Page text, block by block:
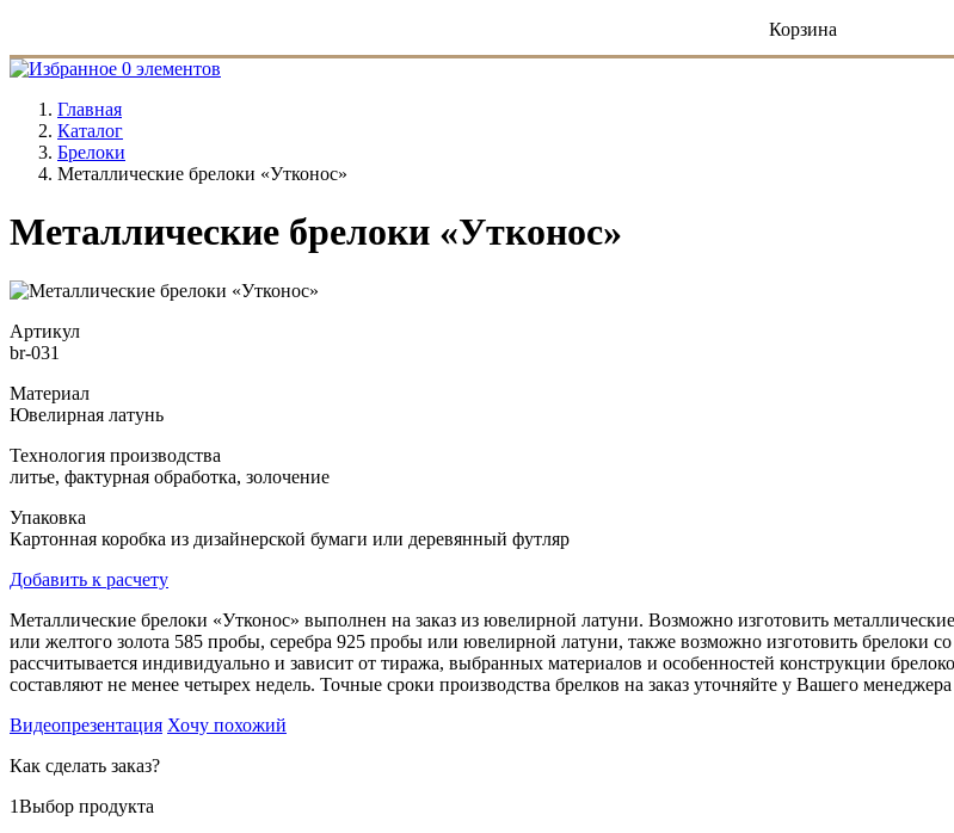
Корзина
0 элементов
Главная
Каталог
Брелоки
Металлические брелоки «Утконос»
Металлические брелоки «Утконос»
Артикул
br-031
Материал
Ювелирная латунь
Технология производства
литье, фактурная обработка, золочение
Упаковка
Картонная коробка из дизайнерской бумаги или деревянный футляр
Добавить к расчету
Металлические брелоки «Утконос» выполнен на заказ из ювелирной латуни. Возможно изготовить
или желтого золота 585 пробы, серебра 925 пробы или ювелирной латуни, также возможно изготовить брелоки
рассчитывается индивидуально и зависит от тиража, выбранных материалов и особенностей конструкции
составляют не менее четырех недель. Точные сроки производства брелков на заказ уточняйте у Вашего
Видеопрезентация Хочу похожий
Как сделать заказ?
1Выбор продукта